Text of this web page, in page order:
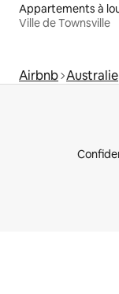
Appartements à
Ville de Townsville
Airbnb Australie